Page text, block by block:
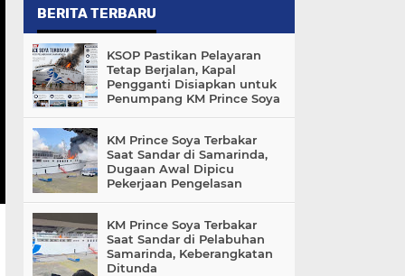
BERITA TERBARU
KSOP Pastikan Pelayaran
Tetap Berjalan, Kapal
Pengganti Disiapkan untuk
Penumpang KM Prince Soya
KM Prince Soya Terbakar
Saat Sandar di Samarinda,
Dugaan Awal Dipicu
Pekerjaan Pengelasan
KM Prince Soya Terbakar
Saat Sandar di Pelabuhan
Samarinda, Keberangkatan
Ditunda